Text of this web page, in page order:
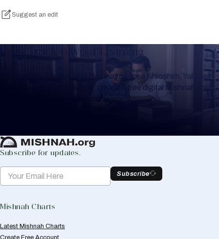
Suggest an edit
Keep Track of your Learning
Whether you are learning Mishnayos for a Shloshim, Yahrzeit
or for your own knowledge, create a free digital Mishnah chart
to help you keep track of your learning.
Subscribe for updates.
Subscribe
Mishnah Charts
Latest Mishnah Charts
Create Free Account